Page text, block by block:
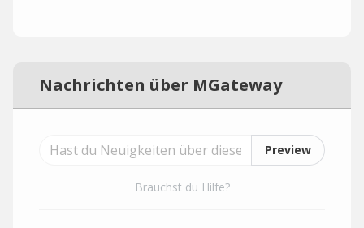
Nachrichten über MGateway
Preview
Brauchst du Hilfe?